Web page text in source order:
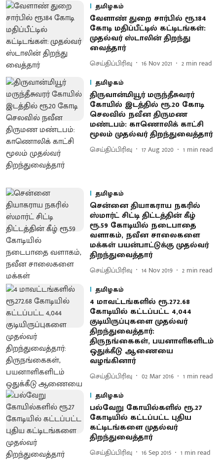
தமிழகம்
வேளாண் துறை சார்பில் ரூ.184
கோடி மதிப்பீட்டில் கட்டிடங்கள்:
முதல்வர் ஸ்டாலின் திறந்து
வைத்தார்
செய்திப்பிரிவு 16 Nov 2021 2 min read
தமிழகம்
திருவான்மியூர் மருந்தீசுவரர்
கோயில் இடத்தில் ரூ.20 கோடி
செலவில் நவீன திருமண
மண்டபம்: காணொலிக் காட்சி
மூலம் முதல்வர் திறந்துவைத்தார்
செய்திப்பிரிவு 17 Aug 2020 1 min read
தமிழகம்
சென்னை தியாகராய நகரில்
ஸ்மார்ட் சிட்டி திட்டத்தின் கீழ்
ரூ.59 கோடியில் நடைபாதை
வளாகம், நவீன சாலைகளை
மக்கள் பயன்பாட்டுக்கு முதல்வர்
திறந்துவைத்தார்
செய்திப்பிரிவு 14 Nov 2019 2 min read
தமிழகம்
4 மாவட்டங்களில் ரூ.272.68
கோடியில் கட்டப்பட்ட 4,044
குடியிருப்புகளை முதல்வர்
திறந்துவைத்தார் :
திருநங்கைகள், பயனாளிகளிடம்
ஒதுக்கீடு ஆணையை
வழங்கினார்
செய்திப்பிரிவு 02 Mar 2016 1 min read
தமிழகம்
பல்வேறு கோயில்களில் ரூ.27
கோடியில் கட்டப்பட்ட புதிய
கட்டிடங்களை முதல்வர்
திறந்துவைத்தார்
செய்திப்பிரிவு 16 Sep 2015 1 min read